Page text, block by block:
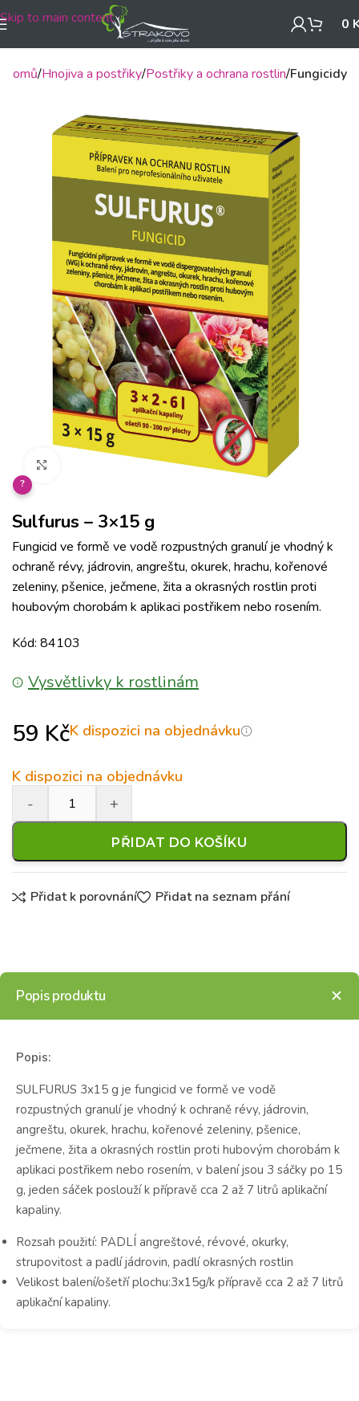
Skip to main content 0
Domů Hnojiva a postřiky Postřiky a ochrana rostlin Fungicidy
Klikněte pro zvětšení
?
Sulfurus – 3×15 g
Fungicid ve formě ve vodě rozpustných granulí je vhodný k
ochraně révy, jádrovin, angreštu, okurek, hrachu, kořenové
zeleniny, pšenice, ječmene, žita a okrasných rostlin proti
houbovým chorobám k aplikaci postřikem nebo rosením.
Kód: 84103
Vysvětlivky k rostlinám
59 KčK dispozici na objednávku
K dispozici na objednávku
PŘIDAT DO KOŠÍKU
Přidat k porovnání Přidat na seznam přání
Popis produktu
Popis:
SULFURUS 3x15 g je fungicid ve formě ve vodě
rozpustných granulí je vhodný k ochraně révy, jádrovin,
angreštu, okurek, hrachu, kořenové zeleniny, pšenice,
ječmene, žita a okrasných rostlin proti hubovým chorobám k
aplikaci postřikem nebo rosením, v balení jsou 3 sáčky po 15
g, jeden sáček poslouží k přípravě cca 2 až 7 litrů aplikační
kapaliny.
Rozsah použití: PADLÍ angreštové, révové, okurky,
strupovitost a padlí jádrovin, padlí okrasných rostlin
Velikost balení/ošetří plochu:3x15g/k přípravě cca 2 až 7 litrů
aplikační kapaliny.